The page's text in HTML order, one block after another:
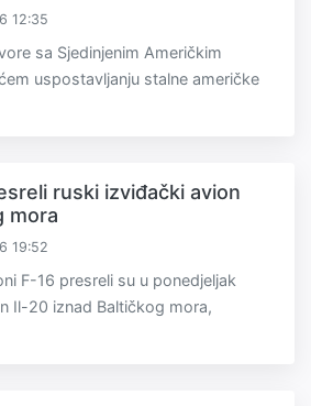
12:35
sa Sjedinjenim Američkim
uspostavljanju stalne američke
ruski izviđački avion
mora
19:52
F-16 presreli su u ponedjeljak
Il-20 iznad Baltičkog mora,